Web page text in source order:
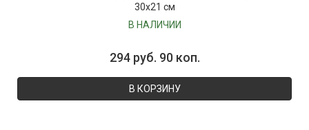
30х21 см
В НАЛИЧИИ
294 руб. 90 коп.
В КОРЗИНУ